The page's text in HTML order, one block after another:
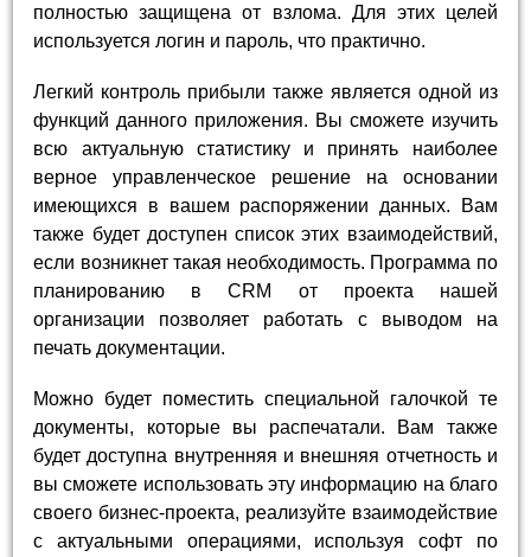
полностью защищена от взлома. Для этих целей
используется логин и пароль, что практично.
Легкий контроль прибыли также является одной из
функций данного приложения. Вы сможете изучить
всю актуальную статистику и принять наиболее
верное управленческое решение на основании
имеющихся в вашем распоряжении данных. Вам
также будет доступен список этих взаимодействий,
если возникнет такая необходимость. Программа по
планированию в CRM от проекта нашей
организации позволяет работать с выводом на
печать документации.
Можно будет поместить специальной галочкой те
документы, которые вы распечатали. Вам также
будет доступна внутренняя и внешняя отчетность и
вы сможете использовать эту информацию на благо
своего бизнес-проекта, реализуйте взаимодействие
с актуальными операциями, используя софт по